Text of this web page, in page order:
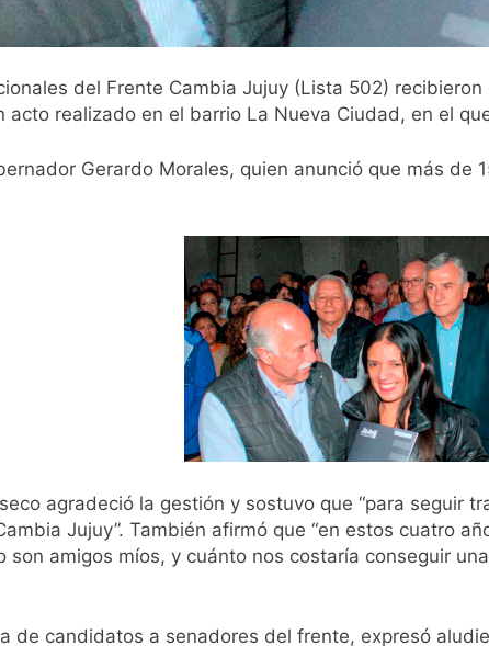
del Frente Cambia Jujuy (Lista 502)
acto realizado en el barrio La Nueva Ciudad, en el
Gerardo Morales, quien anunció que más de
agradeció la gestión y sostuvo que “para seguir
Jujuy”. También afirmó que “en estos cuatro
son amigos míos, y cuánto nos costaría conseguir
de candidatos a senadores del frente, expresó